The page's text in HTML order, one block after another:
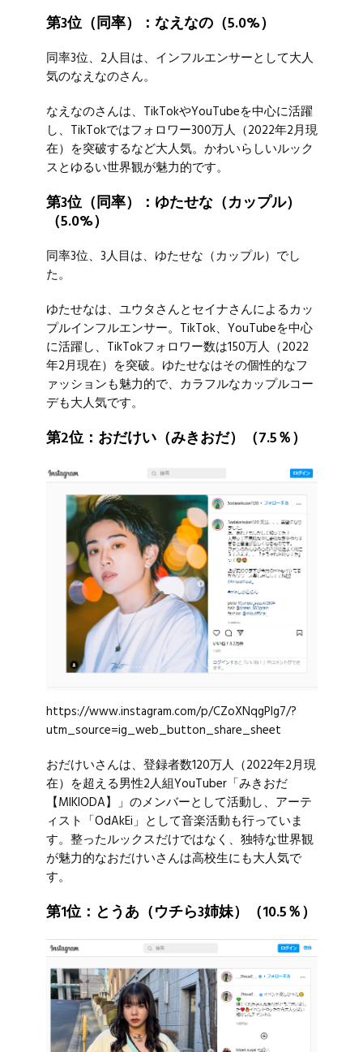
第3位（同率）：なえなの（5.0%）
同率3位、2人目は、インフルエンサーとして大人
気のなえなのさん。
なえなのさんは、TikTokやYouTubeを中心に活躍
し、TikTokではフォロワー300万人（2022年2月現
在）を突破するなど大人気。かわいらしいルック
スとゆるい世界観が魅力的です。
第3位（同率）：ゆたせな（カップル）
（5.0%）
同率3位、3人目は、ゆたせな（カップル）でし
た。
ゆたせなは、ユウタさんとセイナさんによるカッ
プルインフルエンサー。TikTok、YouTubeを中心
に活躍し、TikTokフォロワー数は150万人（2022
年2月現在）を突破。ゆたせなはその個性的なフ
ァッションも魅力的で、カラフルなカップルコー
デも大人気です。
第2位：おだけい（みきおだ）（7.5％）
https://www.instagram.com/p/CZoXNqgPIg7/?
utm_source=ig_web_button_share_sheet
おだけいさんは、登録者数120万人（2022年2月現
在）を超える男性2人組YouTuber「みきおだ
【MIKIODA】」のメンバーとして活動し、アーテ
ィスト「OdAkEi」として音楽活動も行っていま
す。整ったルックスだけではなく、独特な世界観
が魅力的なおだけいさんは高校生にも大人気で
す。
第1位：とうあ（ウチら3姉妹）（10.5％）